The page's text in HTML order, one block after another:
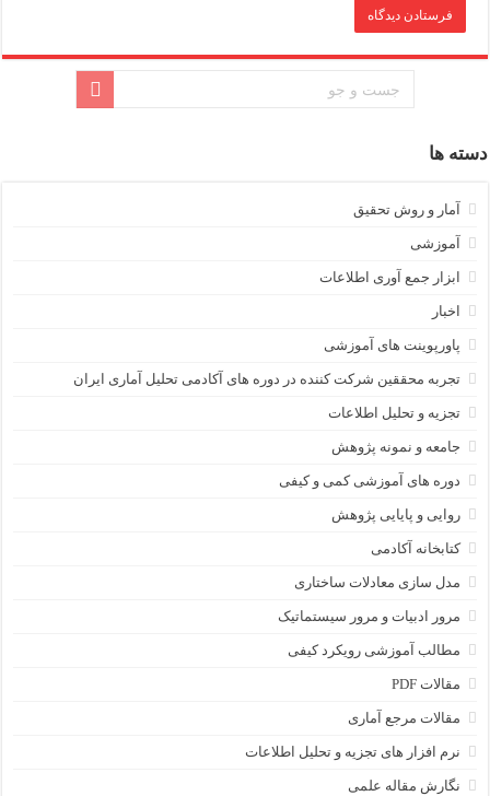
دسته ها
آمار و روش تحقیق
آموزشی
ابزار جمع آوری اطلاعات
اخبار
پاورپوینت های آموزشی
تجربه محققین شرکت کننده در دوره های آکادمی تحلیل آماری ایران
تجزیه و تحلیل اطلاعات
جامعه و نمونه پژوهش
دوره های آموزشی کمی و کیفی
روایی و پایایی پژوهش
کتابخانه آکادمی
مدل سازی معادلات ساختاری
مرور ادبیات و مرور سیستماتیک
مطالب آموزشی رویکرد کیفی
مقالات PDF
مقالات مرجع آماری
نرم افزار های تجزیه و تحلیل اطلاعات
نگارش مقاله علمی